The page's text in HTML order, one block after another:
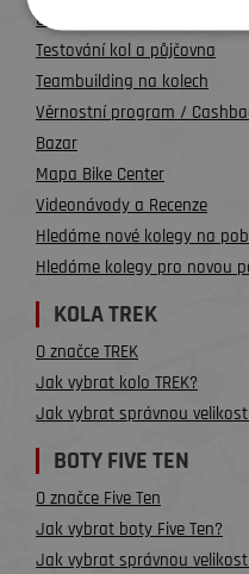
O nás
Testování kol a půjčovna
Teambuilding na kolech
Věrnostní program /
Bazar
Mapa Bike Center
Videonávody a Recenze
Hledáme nové kolegy na
Hledáme kolegy pro novou
KOLA TREK
O značce TREK
Jak vybrat kolo TREK?
Jak vybrat správnou velikost
BOTY FIVE TEN
O značce Five Ten
Jak vybrat boty Five Ten?
Jak vybrat správnou velikost